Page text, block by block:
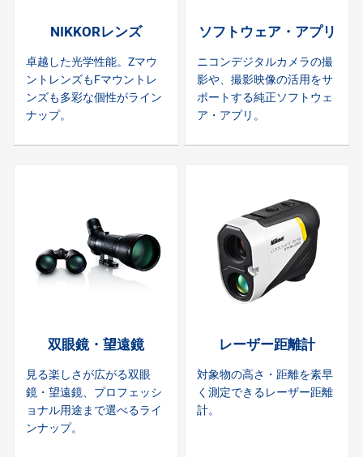
NIKKORレンズ
卓越した光学性能。Zマウ
ントレンズもFマウントレ
ンズも多彩な個性がライン
ナップ。
ソフトウェア・アプリ
ニコンデジタルカメラの撮
影や、撮影映像の活用をサ
ポートする純正ソフトウェ
ア・アプリ。
双眼鏡・望遠鏡
見る楽しさが広がる双眼
鏡・望遠鏡、プロフェッシ
ョナル用途まで選べるライ
ンナップ。
レーザー距離計
対象物の高さ・距離を素早
く測定できるレーザー距離
計。